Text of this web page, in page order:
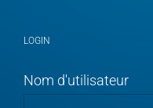
LOGIN
Nom d'utilisateur